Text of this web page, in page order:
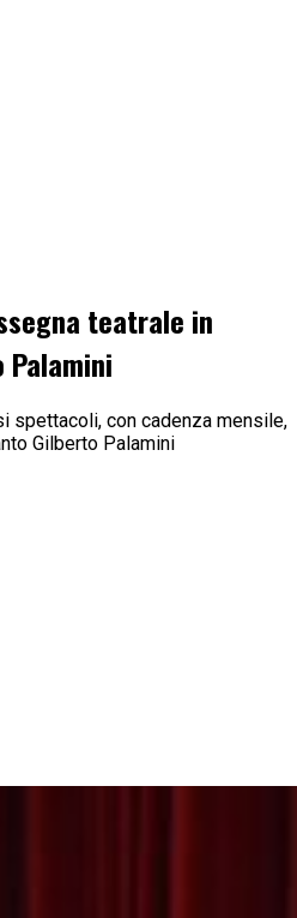
teatrale in
spettacoli, con cadenza mensile,
Gilberto Palamini